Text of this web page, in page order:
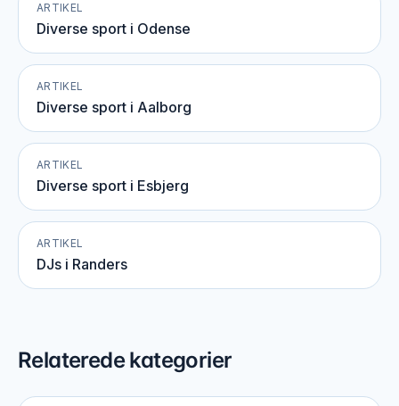
ARTIKEL
Diverse sport i Odense
ARTIKEL
Diverse sport i Aalborg
ARTIKEL
Diverse sport i Esbjerg
ARTIKEL
DJs i Randers
Relaterede kategorier